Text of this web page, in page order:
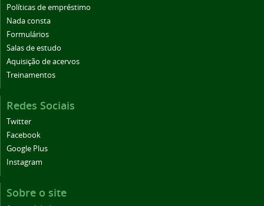
Políticas de empréstimo
Nada consta
Formulários
Salas de estudo
Aquisição de acervos
Treinamentos
Redes Sociais
Twitter
Facebook
Google Plus
Instagram
Sobre o site